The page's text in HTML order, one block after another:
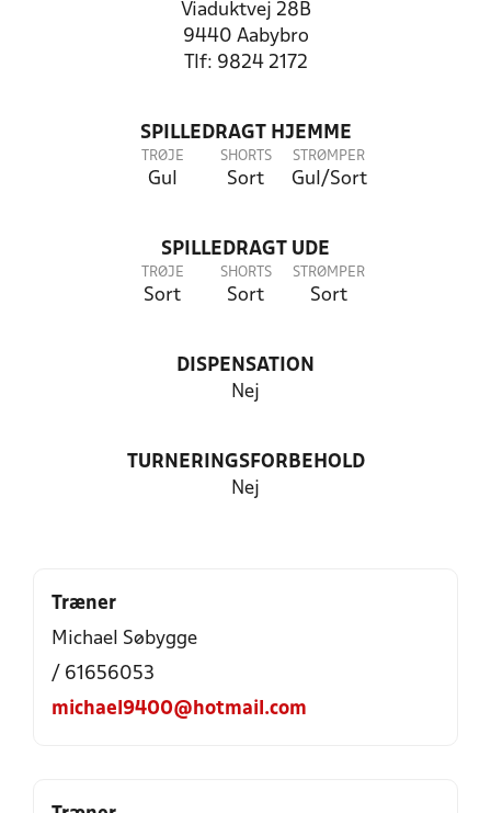
Viaduktvej 28B
9440 Aabybro
Tlf: 9824 2172
SPILLEDRAGT HJEMME
TRØJE
Gul
SHORTS
Sort
STRØMPER
Gul/Sort
SPILLEDRAGT UDE
TRØJE
Sort
SHORTS
Sort
STRØMPER
Sort
DISPENSATION
Nej
TURNERINGSFORBEHOLD
Nej
Træner
Michael Søbygge
/ 61656053
michael9400@hotmail.com